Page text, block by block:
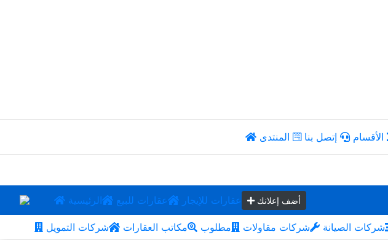
الأقسام إتصل بنا المنتدى
الرئيسية عقارات للبيع عقارات للإيجار أضف إعلانك
شركات التمويل مكاتب العقارات مطلوب شركات مقاولات شركات الصيانة